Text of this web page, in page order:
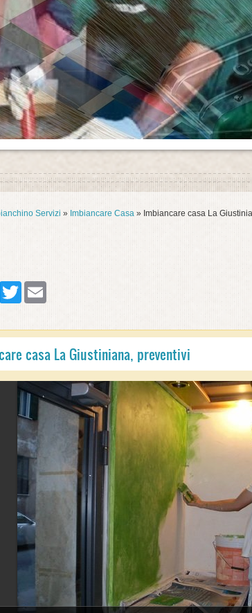
Servizi » Imbiancare Casa » Imbiancare casa La
FacebookTwitter
casa La Giustiniana, preventivi